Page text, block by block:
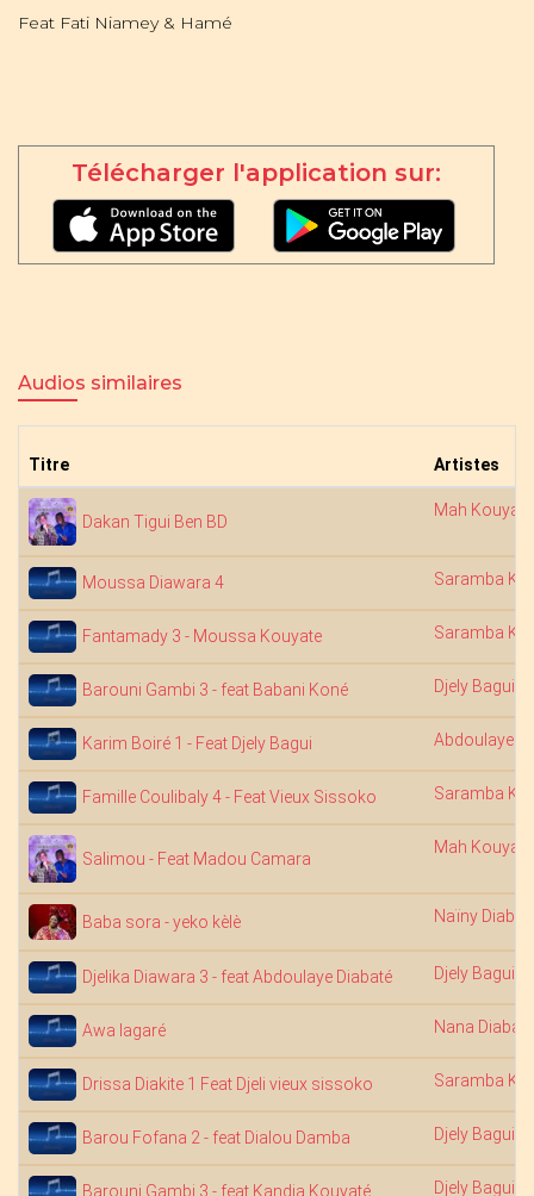
Feat Fati Niamey & Hamé
Télécharger l'application sur:
Audios similaires
Titre Artistes
Dakan Tigui Ben BD
Mah
Moussa Diawara 4 Saramba
Fantamady 3 - Moussa Kouyate Saramba
Barouni Gambi 3 - feat Babani Koné Djely Bagui
Karim Boiré 1 - Feat Djely Bagui Abdoulaye
Famille Coulibaly 4 - Feat Vieux Sissoko Saramba
Salimou - Feat Madou Camara
Mah
Baba sora - yeko kèlè Naïny
Djelika Diawara 3 - feat Abdoulaye Diabaté Djely Bagui
Awa lagaré Nana Diabaté
Drissa Diakite 1 Feat Djeli vieux sissoko Saramba
Barou Fofana 2 - feat Dialou Damba Djely Bagui
Barouni Gambi 3 - feat Kandia Kouyaté Djely Bagui